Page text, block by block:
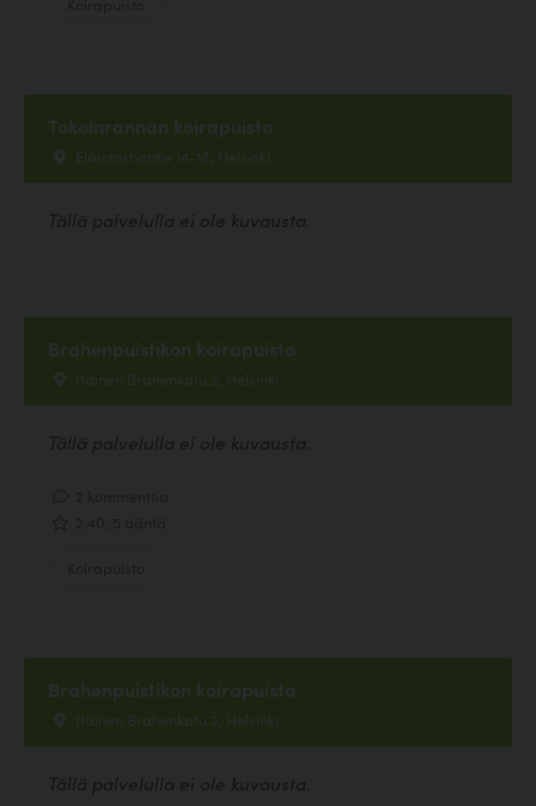
Tokoinrannan koirapuisto
Eläintarhantie 14-18, Helsinki
Tällä palvelulla ei ole kuvausta.
Brahenpuistikon koirapuisto
Itäinen Brahenkatu 2, Helsinki
Tällä palvelulla ei ole kuvausta.
Brahenpuistikon koirapuisto
Itäinen Brahenkatu 2, Helsinki
Tällä palvelulla ei ole kuvausta.